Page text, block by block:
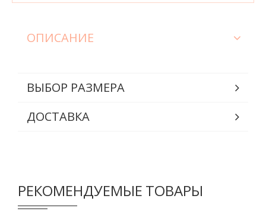
ОПИСАНИЕ
ВЫБОР РАЗМЕРА
ДОСТАВКА
РЕКОМЕНДУЕМЫЕ ТОВАРЫ